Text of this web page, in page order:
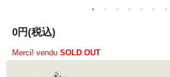
0円(税込)
Merci! vendu SOLD OUT